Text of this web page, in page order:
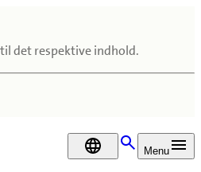
det respektive indhold.
DA
Menu